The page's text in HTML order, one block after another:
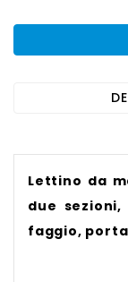
Lettino da
due
faggio,